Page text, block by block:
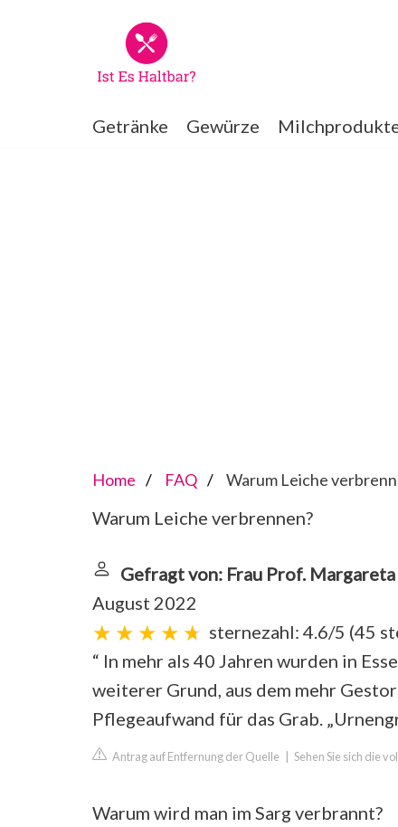
Getränke Gewürze
Home FAQ Warum Leiche
Warum Leiche verbrennen?
Gefragt von: Frau Prof.
August 2022
sternezahl: 4.6/5 (45
“ In mehr als 40 Jahren wurden in
weiterer Grund, aus dem mehr
Pflegeaufwand für das Grab.
Antrag auf Entfernung der Quelle Sehen Sie sich die
Warum wird man im Sarg verbrannt?